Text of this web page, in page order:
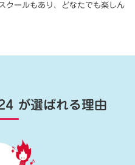
クールもあり、どなたでも楽しん
が選ばれる理由